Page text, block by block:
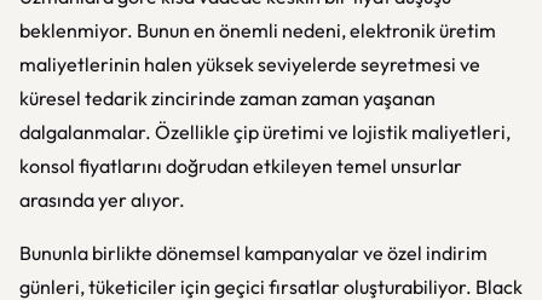
beklenmiyor. Bunun en önemli nedeni, elektronik üretim
maliyetlerinin halen yüksek seviyelerde seyretmesi ve
küresel tedarik zincirinde zaman zaman yaşanan
dalgalanmalar. Özellikle çip üretimi ve lojistik maliyetleri,
konsol fiyatlarını doğrudan etkileyen temel unsurlar
arasında yer alıyor.
Bununla birlikte dönemsel kampanyalar ve özel indirim
günleri, tüketiciler için geçici fırsatlar oluşturabiliyor. Black